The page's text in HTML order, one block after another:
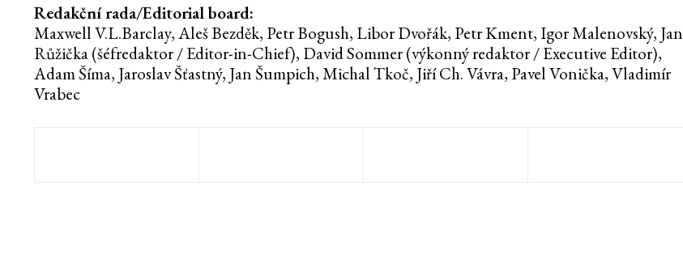
Redakční rada/Editorial board:
Maxwell V.L.Barclay, Aleš Bezděk, Petr Bogush, Libor Dvořák, Petr Kment, Igor Malenovský, Jan
Růžička (šéfredaktor / Editor-in-Chief), David Sommer (výkonný redaktor / Executive Editor),
Adam Šíma, Jaroslav Šťastný, Jan Šumpich, Michal Tkoč, Jiří Ch. Vávra, Pavel Vonička, Vladimír
Vrabec